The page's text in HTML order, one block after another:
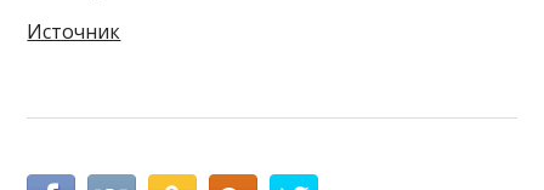
Источник